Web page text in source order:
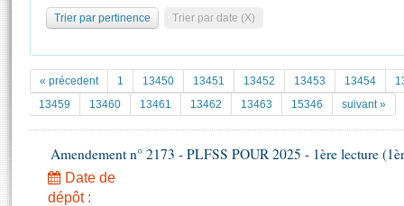
Pétitions
Documents parlementaires
Projets de loi
Propositions de loi
Amendements
Textes adoptés
Statistiques et chiffres clés
Documents de référence
( Constitution | Règlement de l'Assemblée ... )
Histoire
Juniors
La Bibliothèque
Les archives
Photos libres de droit
Trier par pertinence Trier par date (X)
« précedent 1 13450 13451 13452 13453 13454
13459
13460 13461 13462 13463 15346 suivant »
Amendement n° 2173 - PLFSS POUR 2025 - 1ère lecture
Date de
dépôt :